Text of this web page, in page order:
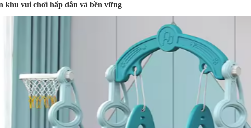
khu vui chơi hấp dẫn và bền vững